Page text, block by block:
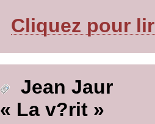
Cliquez pour
Jean Jaur
« La v?rit »